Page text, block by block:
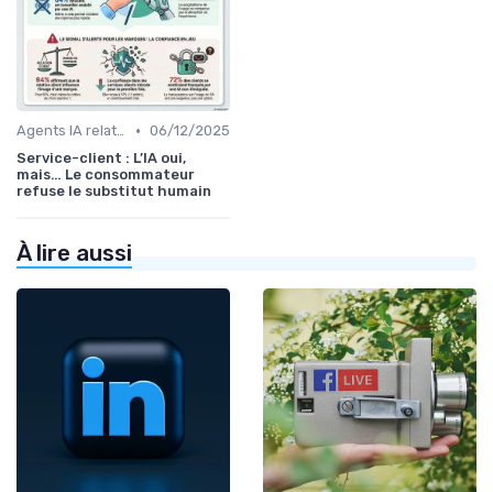
Agents IA relation client • 06/12/2025
Service-client : L’IA oui,
mais… Le consommateur
refuse le substitut humain
À lire aussi